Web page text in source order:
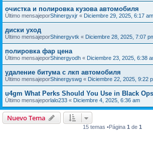
очистка и полировка кузова автомобиля
Último mensajeporShinergyxjr « Diciembre 29, 2025, 6:17 am
диски уход
Último mensajeporShinergyvtk « Diciembre 28, 2025, 7:07
полировка фар цена
Último mensajeporShinergyodh « Diciembre 23, 2025, 6:38
удаление битума с лкп автомобиля
Último mensajeporShinergyswg « Diciembre 22, 2025, 9:22
u4gm What Perks Should You Use in Black
Último mensajeporlalo233 « Diciembre 4, 2025, 6:36 am
Nuevo Tema
15 temas •Página 1 de 1